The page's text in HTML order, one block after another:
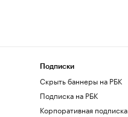
Подписки
Скрыть баннеры на РБК
Подписка на РБК
Корпоративная подписка